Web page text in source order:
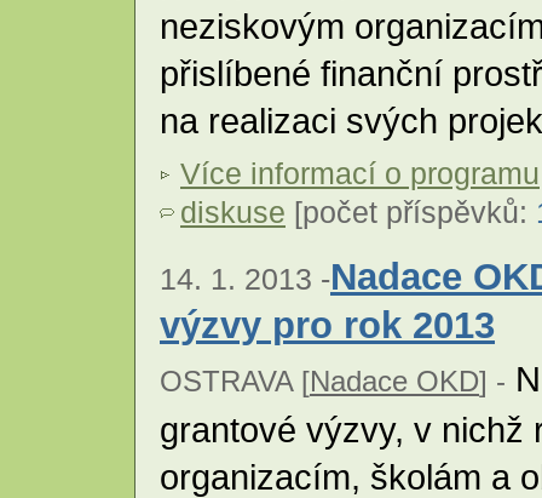
neziskovým
přislíbené finanční
na realizaci svých
Více informací o programu
diskuse [počet příspěvků:
14. 1. 2013 -Nadace
výzvy pro rok 2013
OSTRAVA [Nadace OKD] -
grantové výzvy, v nichž
organizacím, školám a